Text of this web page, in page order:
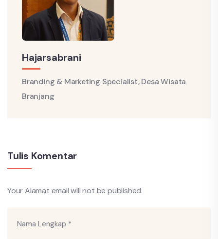
Hajarsabrani
Branding & Marketing Specialist, Desa Wisata
Branjang
Tulis Komentar
Your Alamat email will not be published.